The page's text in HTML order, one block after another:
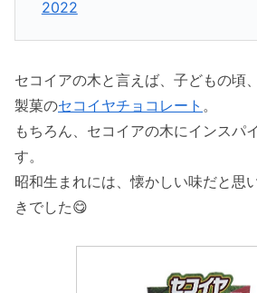
2022
セコイアの木と言えば、子どもの頃
製菓のセコイヤチョコレート 。
もちろん、セコイアの木にインスパ
す。
昭和生まれには、懐かしい味だと思
きでした😋